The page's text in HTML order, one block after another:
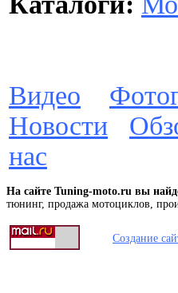
Видео
Новости
нас
На сайте Tuning-moto.ru вы
тюнинг, продажа мотоциклов,
Создание